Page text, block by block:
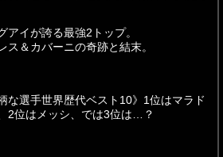
アイが誇る最強2トップ。
ス＆カバーニの奇跡と結末。
な選手世界歴代ベスト10》1位はマラド
2位はメッシ、では3位は…？